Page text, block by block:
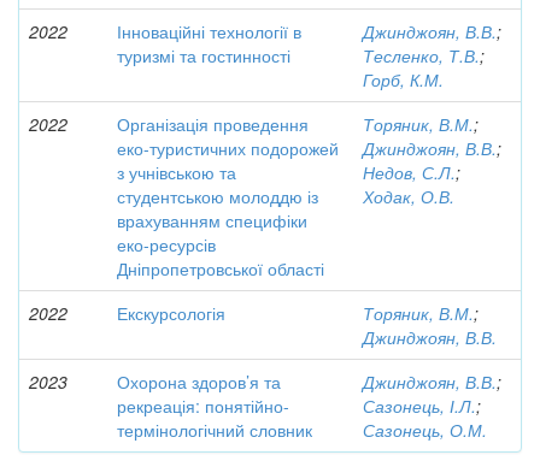
2022
Інноваційні технології в
туризмі та гостинності
Джинджоян, В.В.;
Тесленко, Т.В.;
Горб, К.М.
2022
Організація проведення
еко-туристичних подорожей
з учнівською та
студентською молоддю із
врахуванням специфіки
еко-ресурсів
Дніпропетровської області
Торяник, В.М.;
Джинджоян, В.В.;
Недов, С.Л.;
Ходак, О.В.
2022 Екскурсологія Торяник, В.М.;
Джинджоян, В.В.
2023
Охорона здоров’я та
рекреація: понятійно-
термінологічний словник
Джинджоян, В.В.;
Сазонець, І.Л.;
Сазонець, О.М.